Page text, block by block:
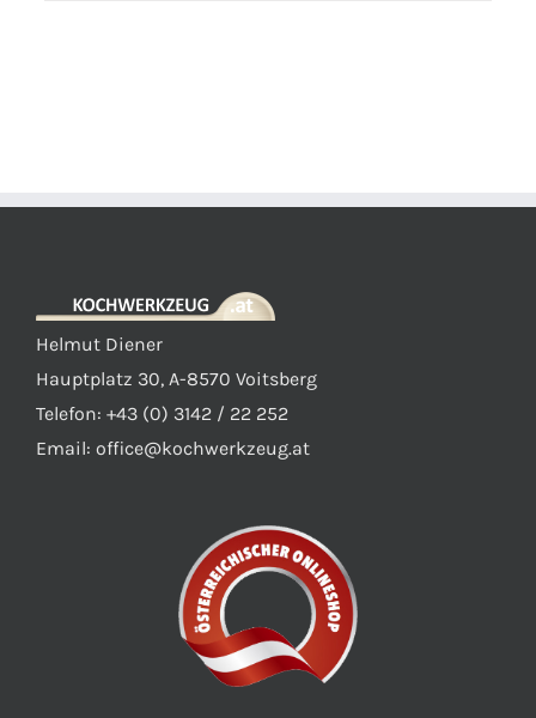
Helmut Diener
Hauptplatz 30, A-8570 Voitsberg
Telefon: +43 (0) 3142 / 22 252
Email: office@kochwerkzeug.at